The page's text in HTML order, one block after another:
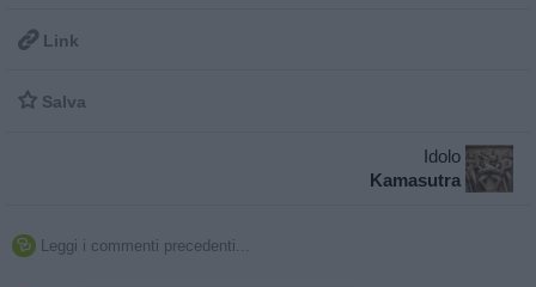
 Link
 Salva
Idolo
Kamasutra
 Leggi i commenti precedenti...